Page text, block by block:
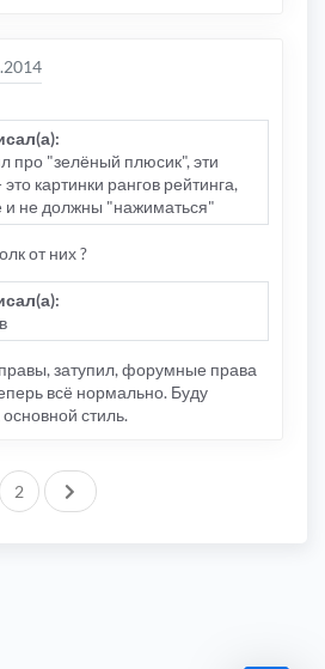
про "зелёный плюсик", эти
это картинки рангов рейтинга,
и не должны "нажиматься"
от них ?
затупил, форумные права
всё нормально. Буду
стиль.
2 След.